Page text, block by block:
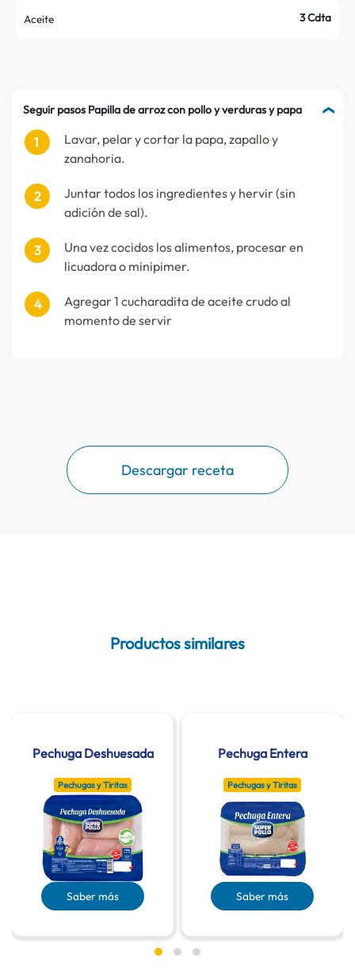
Aceite 3 Cdta
Seguir pasos Papilla de arroz con pollo y verduras y papa
Lavar, pelar y cortar la papa, zapallo y
zanahoria.
Juntar todos los ingredientes y hervir (sin
adición de sal).
Una vez cocidos los alimentos, procesar en
licuadora o minipimer.
Agregar 1 cucharadita de aceite crudo al
momento de servir
Descargar receta
Productos similares
Pechuga Deshuesada
Pechugas y Tiritas
Saber más
Pechuga Entera
Pechugas y Tiritas
Saber más